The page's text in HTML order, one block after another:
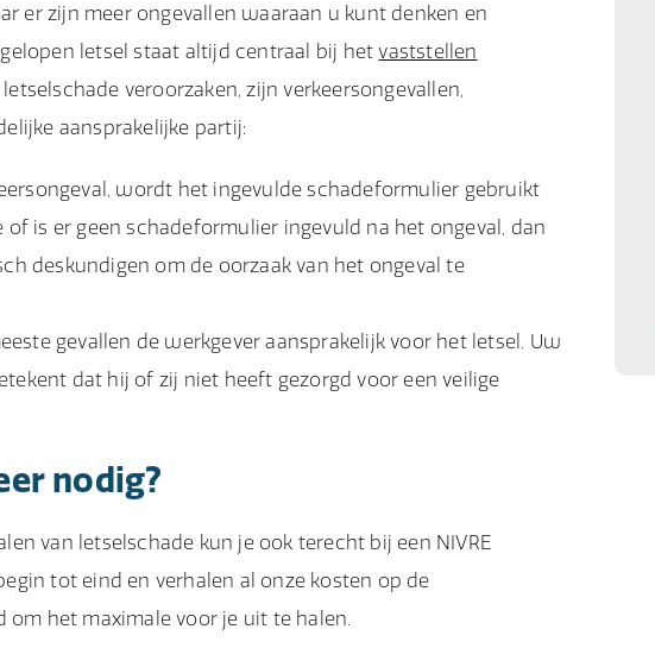
er zijn meer ongevallen waaraan u kunt denken en
letsel staat altijd centraal bij hetvaststellen
veroorzaken, zijn verkeersongevallen,
aansprakelijke partij:
wordt het ingevulde schadeformulier gebruikt
is er geen schadeformulier ingevuld na het ongeval, dan
deskundigen om de oorzaak van het ongeval te
gevallen de werkgever aansprakelijk voor het letsel. Uw
dat hij of zij niet heeft gezorgd voor een veilige
nodig?
van letselschade kun je ook terecht bij een NIVRE
tot eind en verhalen al onze kosten op de
het maximale voor je uit te halen.